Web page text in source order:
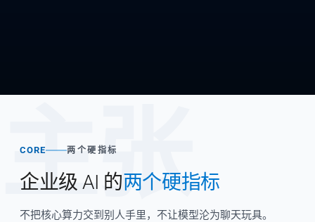
主张
CORE 两个硬指标
企业级 AI 的两个硬指标
不把核心算力交到别人手里，不让模型沦为聊天玩具。